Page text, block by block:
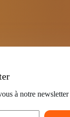
à notre newsletter